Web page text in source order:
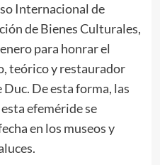
Internacional de
de Bienes Culturales,
para honrar el
teórico y restaurador
De esta forma, las
efeméride se
en los museos y